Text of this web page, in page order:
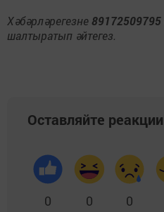
Хәбәрләрегезне 89172509795
шалтыратып әйтегез.
Оставляйте реакции
0 0 0